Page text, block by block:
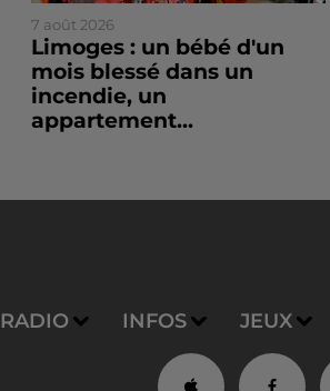
7 août 2026
Limoges : un bébé d'un
mois blessé dans un
incendie, un
appartement...
RADIO INFOS JEUX